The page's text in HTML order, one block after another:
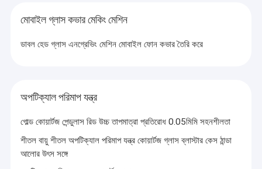
মোবাইল গ্লাস কভার মেকিং মেশিন
ডাবল হেড গ্লাস এনগ্রেভিং মেশিন মোবাইল ফোন কভার তৈরি করে
অপটিক্যাল পরিমাপ যন্ত্র
গোল্ড কোয়ার্টজ পেন্ডুলাস রিড উচ্চ তাপমাত্রা প্রতিরোধ 0.05মিমি সহনশীলতা
শীতল বায়ু শীতল অপটিক্যাল পরিমাপ যন্ত্র কোয়ার্টজ গ্লাস ব্লাস্টার কেস ঠান্ডা
আলোর উৎস সঙ্গে